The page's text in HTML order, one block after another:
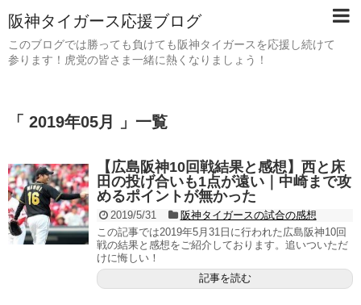
阪神タイガース応援ブログ
このブログでは勝っても負けても阪神タイガースを応援し続けて
参ります！虎党の皆さま一緒に熱くなりましょう！
「 2019年05月 」一覧
【広島阪神10回戦結果と感想】西と床
田の投げ合いも1点が遠い｜中崎まで攻
めるポイントが無かった
2019/5/31
阪神タイガースの試合の感想
この記事では2019年5月31日に行われた広島阪神10回
戦の結果と感想をご紹介しております。追いついただ
けに悔しい！
記事を読む